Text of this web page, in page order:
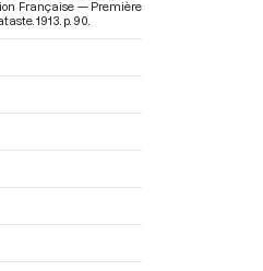
Française — Première
1913. p. 90.